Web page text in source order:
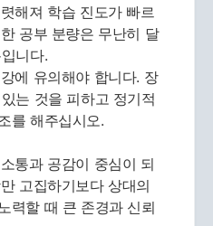
해져 학습 진도가 빠르
공부 분량은 무난히 달
니다.
에 유의해야 합니다. 장
는 것을 피하고 정기적
를 해주십시오.
통과 공감이 중심이 되
고집하기보다 상대의
력할 때 큰 존경과 신뢰